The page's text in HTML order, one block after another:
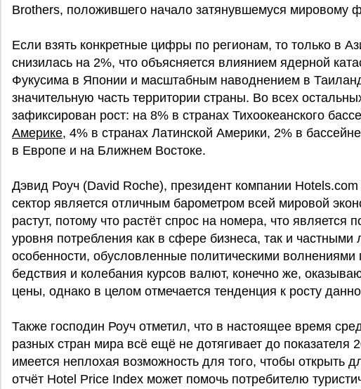
Brothers, положившего начало затянувшемуся мировому
Если взять конкретные цифры по регионам, то только в
снизилась на 2%, что объясняется влиянием ядерной
Фукусима в Японии и масштабным наводнением в
значительную часть территории страны. Во всех
зафиксирован рост: на 8% в странах Тихоокеанского
Америке, 4% в странах Латинской Америки, 2% в
в Европе и на Ближнем Востоке.
Дэвид Роуч (David Roche), президент компании
сектор является отличным барометром всей мировой
растут, потому что растёт спрос на номера, что является
уровня потребления как в сфере бизнеса, так и
особенности, обусловленные политическими
бедствия и колебания курсов валют, конечно же,
цены, однако в целом отмечается тенденция к росту
Также господин Роуч отметил, что в настоящее время
разных стран мира всё ещё не дотягивает до показателя
имеется неплохая возможность для того, чтобы открыть
отчёт Hotel Price Index может помочь потребителю